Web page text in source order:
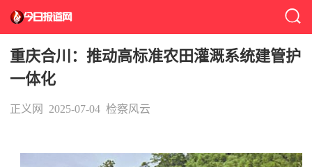
重庆合川：推动高标准农田灌溉系统建管护
一体化
正义网 2025-07-04 检察风云